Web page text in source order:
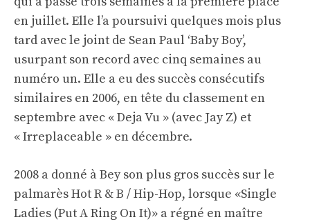
en juillet. Elle l’a poursuivi quelques mois plus
tard avec le joint de Sean Paul ‘Baby Boy’,
usurpant son record avec cinq semaines au
numéro un. Elle a eu des succès consécutifs
similaires en 2006, en tête du classement en
septembre avec « Deja Vu » (avec Jay Z) et
« Irreplaceable » en décembre.
2008 a donné à Bey son plus gros succès sur le
palmarès Hot R & B / Hip-Hop, lorsque «Single
Ladies (Put A Ring On It)» a régné en maître